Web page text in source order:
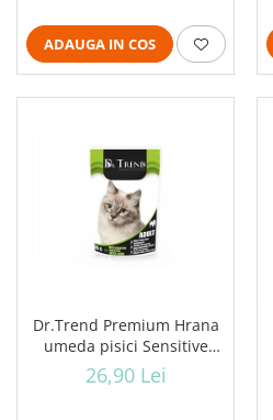
ADAUGA IN COS
Dr.Trend Premium Hrana
umeda pisici Sensitive
Digestion, cu miel, 12x85g
26,90 Lei